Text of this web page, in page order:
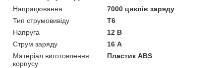
Напрацювання
7000 циклів заряду
Тип струмовивіду
T6
Напруга
12 В
Струм заряду
16 А
Матеріал виготовлення
корпусу
Пластик ABS